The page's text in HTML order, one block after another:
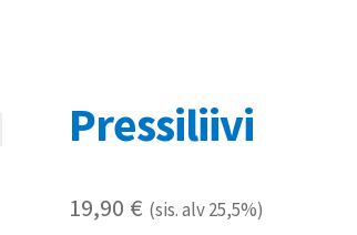
Pressiliivi
19,90 € (sis. alv 25,5%)